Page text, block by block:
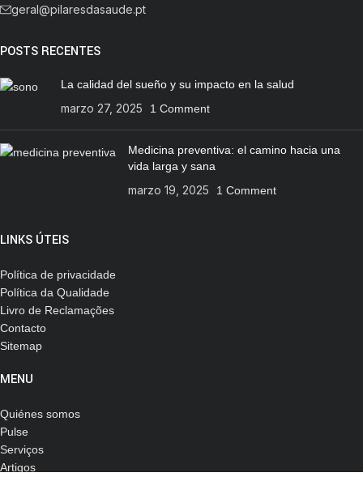
geral@pilaresdasaude.pt
POSTS RECENTES
La calidad del sueño y su impacto en la salud
marzo 27, 2025 1 Comment
Medicina preventiva: el camino hacia una
vida larga y sana
marzo 19, 2025 1 Comment
LINKS ÚTEIS
Política de privacidade
Política da Qualidade
Livro de Reclamações
Contacto
Sitemap
MENU
Quiénes somos
Pulse
Serviços
Artigos